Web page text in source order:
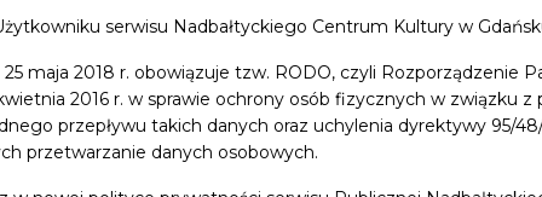
serwisu Nadbałtyckiego Centrum Kultury w
maja 2018 r. obowiązuje tzw. RODO, czyli Rozporządzenie
2016 r. w sprawie ochrony osób fizycznych w związku
przepływu takich danych oraz uchylenia dyrektywy 95/
przetwarzanie danych osobowych.
ds. kreacji i organizacji